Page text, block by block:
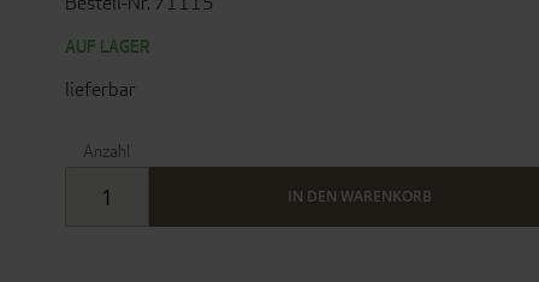
AUF LAGER
lieferbar
Anzahl
IN DEN WARENKORB